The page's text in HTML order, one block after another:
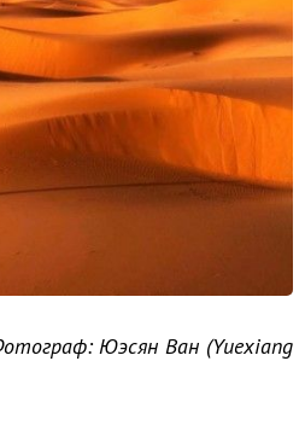
Юэсян Ван (Yuexiang